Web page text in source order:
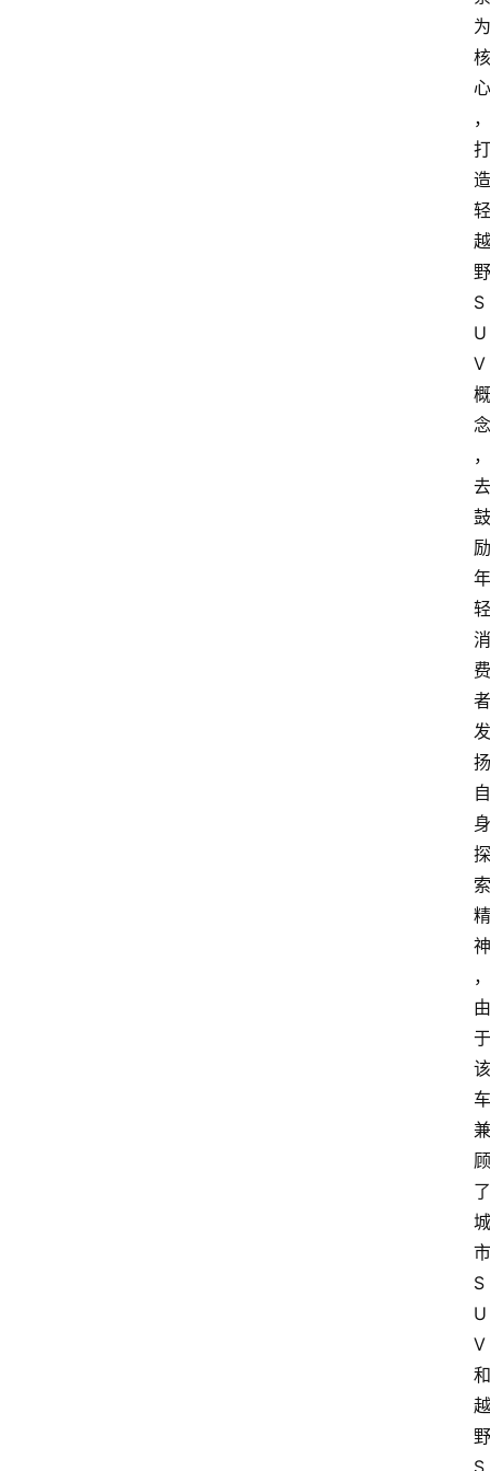
为
核
心
，
打
造
轻
越
野
S
U
V
概
念
，
去
鼓
励
年
轻
消
费
者
发
扬
自
身
探
索
精
神
，
由
于
该
车
兼
顾
了
城
市
S
U
V
和
越
野
S